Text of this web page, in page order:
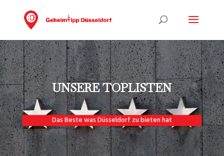
UNSERE TOPLISTEN
Das Beste was Düsseldorf zu bieten hat